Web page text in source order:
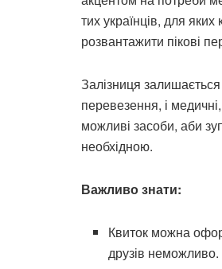
тих українців, для
розвантажити пікові
Залізниця
перевезення, і
можливі засоби, аби
необхідною.
Важливо знати:
Квиток можна
друзів неможливо.